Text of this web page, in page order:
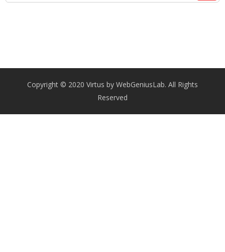
Copyright © 2020 Virtus by WebGeniusLab. All Rights
Reserved